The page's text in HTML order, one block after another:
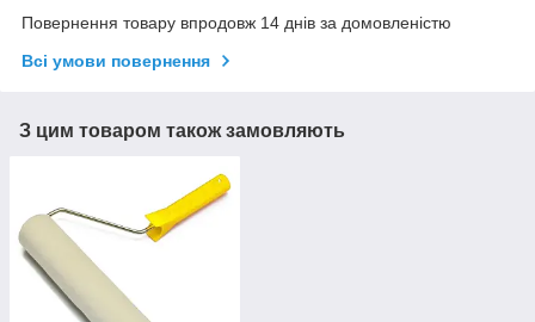
Повернення товару впродовж 14 днів за домовленістю
Всі умови повернення
З цим товаром також замовляють